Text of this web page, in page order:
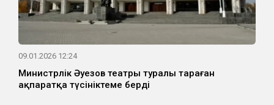
09.01.2026 12:24
Министрлік Әуезов театры туралы тараған
ақпаратқа түсініктеме берді